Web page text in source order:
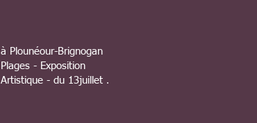
à Plounéour-Brignogan
Plages - Exposition
Artistique - du 13juillet au